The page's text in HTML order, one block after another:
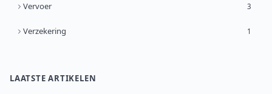
Vervoer 3
Verzekering 1
LAATSTE ARTIKELEN